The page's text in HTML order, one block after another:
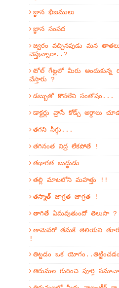
జ్ఞాన భీజములు
జ్ఞాన సంపద
జ్వరం వచ్చినపుడు మన
చెప్తున్నారా..?
టోల్ గేట్లలో మీరు
చేస్తారు ?
డబ్బుతో కొనలేని సంతోషం...
డాక్టర్లు వ్రాసే కోడ్స్ అర్ధాలు
తగని సిగ్గు...
తగినంత నిద్ర లేకపోతే !
తథాగత బుద్థుడు
తల్లి మాటలోని మహత్తు !!
తస్మాత్ జాగ్రత జాగ్రత !
తాగితే ఏమవుతుందో తెలుసా ?
తామెవరో తమకే తెలియని
!
తిట్టడం ఒక
తిరుమల గురించి పూర్తి